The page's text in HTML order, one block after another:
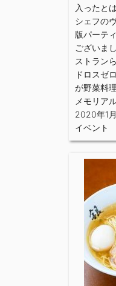
入ったと
シェフの
版パーテ
ございま
ストラン
ドロスゼ
が野菜料
メモリア
2020年1
イベント